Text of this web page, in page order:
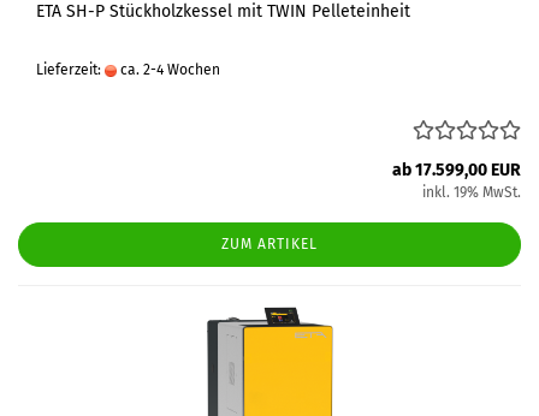
ETA SH-P Stückholzkessel mit TWIN Pelleteinheit
Lieferzeit: ca. 2-4 Wochen
ab 17.599,00 EUR
inkl. 19% MwSt.
ZUM ARTIKEL